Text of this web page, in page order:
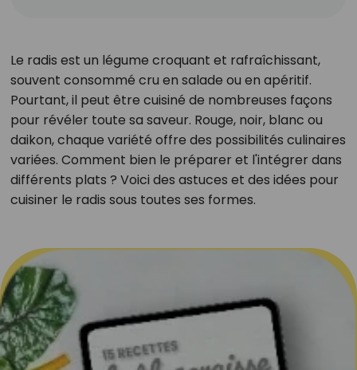
Le radis est un légume croquant et rafraîchissant,
souvent consommé cru en salade ou en apéritif.
Pourtant, il peut être cuisiné de nombreuses façons
pour révéler toute sa saveur. Rouge, noir, blanc ou
daikon, chaque variété offre des possibilités culinaires
variées. Comment bien le préparer et l'intégrer dans
différents plats ? Voici des astuces et des idées pour
cuisiner le radis sous toutes ses formes.